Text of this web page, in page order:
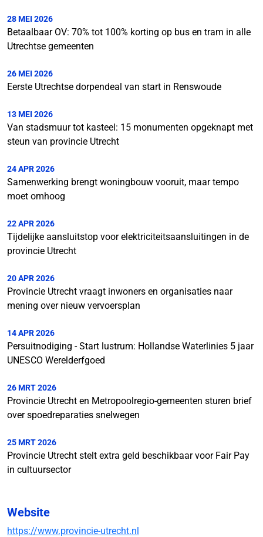
28 MEI 2026
Betaalbaar OV: 70% tot 100% korting op bus en tram in alle
Utrechtse gemeenten
26 MEI 2026
Eerste Utrechtse dorpendeal van start in Renswoude
13 MEI 2026
Van stadsmuur tot kasteel: 15 monumenten opgeknapt met
steun van provincie Utrecht
24 APR 2026
Samenwerking brengt woningbouw vooruit, maar tempo
moet omhoog
22 APR 2026
Tijdelijke aansluitstop voor elektriciteitsaansluitingen in de
provincie Utrecht
20 APR 2026
Provincie Utrecht vraagt inwoners en organisaties naar
mening over nieuw vervoersplan
14 APR 2026
Persuitnodiging - Start lustrum: Hollandse Waterlinies 5 jaar
UNESCO Werelderfgoed
26 MRT 2026
Provincie Utrecht en Metropoolregio-gemeenten sturen brief
over spoedreparaties snelwegen
25 MRT 2026
Provincie Utrecht stelt extra geld beschikbaar voor Fair Pay
in cultuursector
Website
https://www.provincie-utrecht.nl